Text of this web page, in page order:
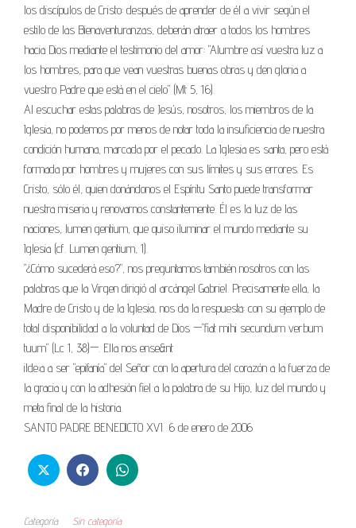
los discípulos de Cristo: después de aprender de él a vivir según el
estilo de las Bienaventuranzas, deberán atraer a todos los hombres
hacia Dios mediante el testimonio del amor: "Alumbre así vuestra luz a
los hombres, para que vean vuestras buenas obras y den gloria a
vuestro Padre que está en el cielo" (Mt 5, 16).
Al escuchar estas palabras de Jesús, nosotros, los miembros de la
Iglesia, no podemos por menos de notar toda la insuficiencia de nuestra
condición humana, marcada por el pecado. La Iglesia es santa, pero está
formada por hombres y mujeres con sus límites y sus errores. Es
Cristo, sólo él, quien donándonos el Espíritu Santo puede transformar
nuestra miseria y renovarnos constantemente. Él es la luz de las
naciones, lumen gentium, que quiso iluminar el mundo mediante su
Iglesia (cf. Lumen gentium, 1).
"¿Cómo sucederá eso?", nos preguntamos también nosotros con las
palabras que la Virgen dirigió al arcángel Gabriel. Precisamente ella, la
Madre de Cristo y de la Iglesia, nos da la respuesta: con su ejemplo de
total disponibilidad a la voluntad de Dios —"fiat mihi secundum verbum
tuum" (Lc 1, 38)—. Ella nos ense&nt
ilde;a a ser "epifanía" del Señor con la apertura del corazón a la fuerza de
la gracia y con la adhesión fiel a la palabra de su Hijo, luz del mundo y
meta final de la historia.
SANTO PADRE BENEDICTO XVI 6 de enero de 2006
Categoría Sin categoría